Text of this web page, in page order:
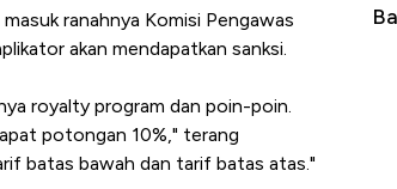
ranahnya Komisi Pengawas
akan mendapatkan sanksi.
royalty program dan poin-poin.
potongan 10%," terang
batas bawah dan tarif batas atas."
Buat Pengusaha RI